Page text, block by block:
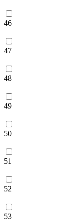
46
47
48
49
50
51
52
53